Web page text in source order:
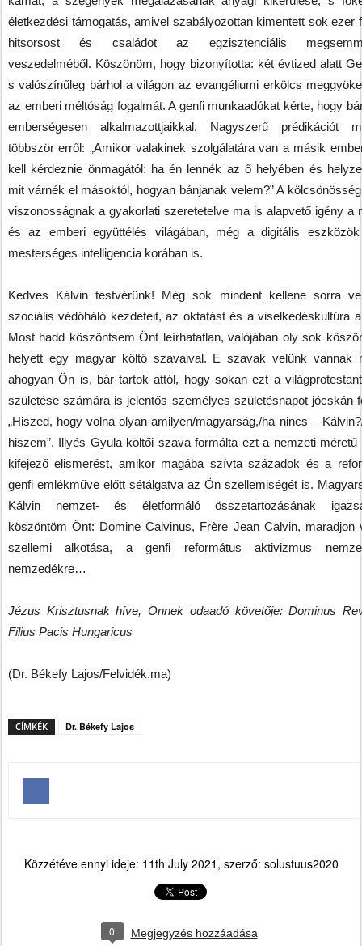
életkezdési támogatás, amivel szabályozottan kimentett sok ezer
hitsorsost és családot az egzisztenciális
veszedelméből. Köszönöm, hogy bizonyította: két évtized alatt
s valószínűleg bárhol a világon az evangéliumi erkölcs
az emberi méltóság fogalmát. A genfi munkaadókat kérte, hogy
emberségesen alkalmazottjaikkal. Nagyszerű prédikációt
többször erről: „Amikor valakinek szolgálatára van a másik
kell kérdeznie önmagától: ha én lennék az ő helyében és
mit várnék el másoktól, hogyan bánjanak velem?” A
viszonosságnak a gyakorlati szeretetelve ma is alapvető igény a
és az emberi együttélés világában, még a digitális
mesterséges intelligencia korában is.
Kedves Kálvin testvérünk! Még sok mindent kellene sorra
szociális védőháló kezdeteit, az oktatást és a viselkedéskultúra
Most hadd köszöntsem Önt leírhatatlan, valójában oly sok
helyett egy magyar költő szavaival. E szavak velünk vannak
ahogyan Ön is, bár tartok attól, hogy sokan ezt a
születése számára is jelentős személyes születésnapot jócskán
„Hiszed, hogy volna olyan-amilyen/magyarság,/ha nincs –
hiszem”. Illyés Gyula költői szava formálta ezt a nemzeti méretű
kifejező elismerést, amikor magába szívta századok és a
genfi emlékműve előtt sétálgatva az Ön szellemiségét is.
Kálvin nemzet- és életformáló összetartozásának
köszöntöm Önt: Domine Calvinus, Frère Jean Calvin, maradjon
szellemi alkotása, a genfi református aktivizmus
nemzedékre…
Jézus Krisztusnak híve, Önnek odaadó követője: Dominus
Filius Pacis Hungaricus
(Dr. Békefy Lajos/Felvidék.ma)
CÍMKÉK Dr. Békefy Lajos
Közzétéve ennyi ideje: 11th July 2021 , szerző: solustuus2020
0 Megjegyzés hozzáadása